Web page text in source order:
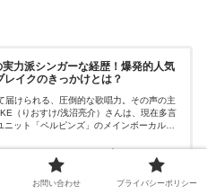
力派シンガーな経歴！爆発的人気
レイクのきっかけとは？
届けられる、圧倒的な歌唱力。その声の主
（りおすけ/浅沼亮介）さんは、現在多言
ニット「ペルピンズ」のメインボーカルと
歌声は、一朝一夕に完...
trypopo.com
お問い合わせ プライバシーポリシー